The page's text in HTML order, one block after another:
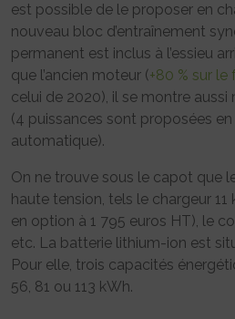
est possible de le proposer en
nouveau bloc d’entraînement
permanent est inclus à l’essieu
que l’ancien moteur (+80 % sur le
celui de 2020), il se montre aussi
(4 puissances sont proposées en
automatique).
On ne trouve sous le capot que
haute tension, tels le chargeur 11
en option à 1 795 euros HT), le
etc. La batterie lithium-ion est
Pour elle, trois capacités
56, 81 ou 113 kWh.